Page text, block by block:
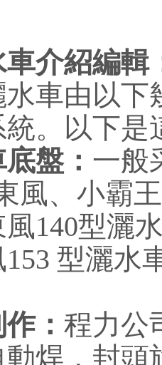
介紹編輯
車由以
。以下
盤： 一般
風、小霸
140型灑
型灑水
： 程力公
焊，封頭